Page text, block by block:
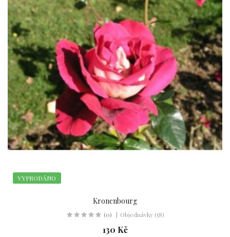
VYPRODÁNO
Kronenbourg
(0) Objednávky (58)
130 Kč